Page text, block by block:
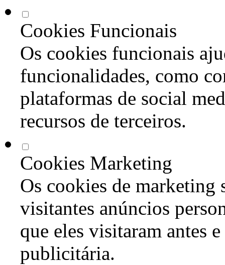
Cookies Funcionais
Os cookies funcionais
funcionalidades, como
plataformas de social
recursos de terceiros.
Cookies Marketing
Os cookies de marketing
visitantes anúncios
que eles visitaram antes
publicitária.